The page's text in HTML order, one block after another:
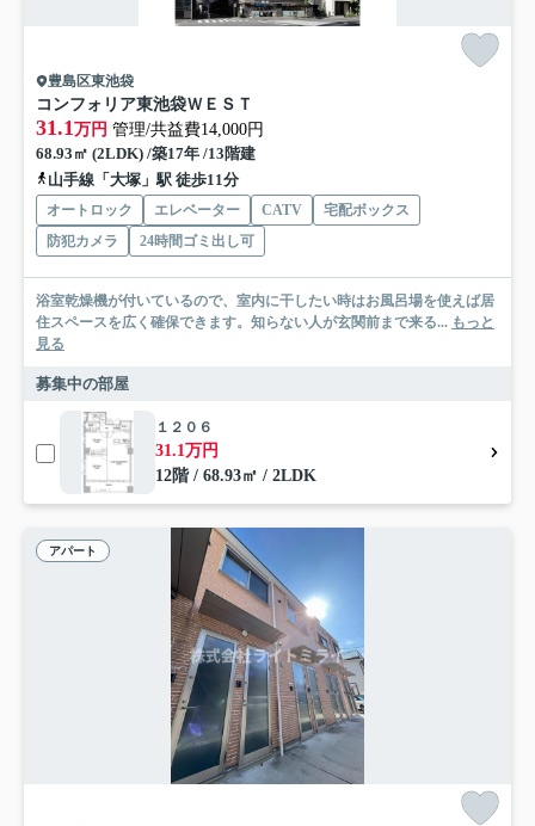
豊島区東池袋
コンフォリア東池袋ＷＥＳＴ
31.1万円 管理/共益費14,000円
68.93㎡ (2LDK) /築17年 /13階建
山手線「大塚」駅 徒歩11分
オートロック エレベーター CATV
宅配ボックス
防犯カメラ
24時間ゴミ出し可
浴室乾燥機が付いているので、室内に干したい時はお風呂場を使えば居
住スペースを広く確保できます。知らない人が玄関前まで来る... もっと
見る
募集中の部屋
１２０６
31.1万円
12階 / 68.93㎡ / 2LDK
アパート